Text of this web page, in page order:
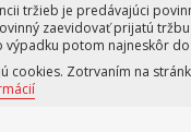
tržieb je predávajúci
zaevidovať prijatú
výpadku potom najneskôr
cookies. Zotrvaním na